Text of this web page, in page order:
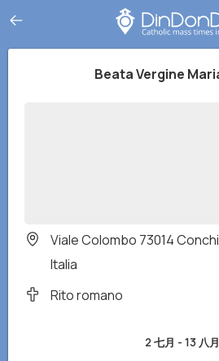
Beata Vergine
Viale Colombo 73014
Italia
Rito romano
2 七月 - 13 八月